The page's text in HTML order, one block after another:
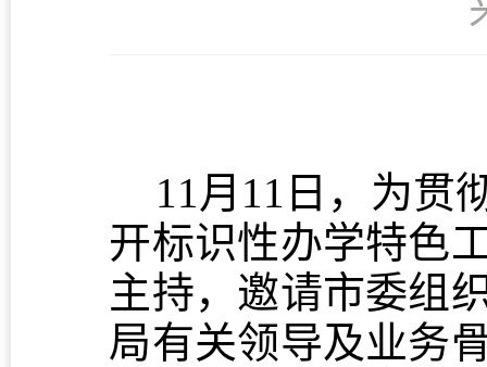
11月11日，为贯
开标识性办学特色
主持，邀请市委组
局有关领导及业务